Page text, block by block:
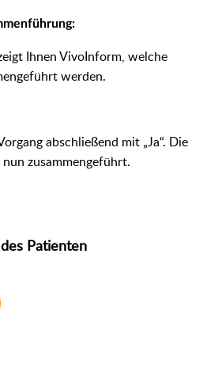
Ihnen VivoInform, welche
werden.
abschließend mit „Ja“. Die
zusammengeführt.
Patienten